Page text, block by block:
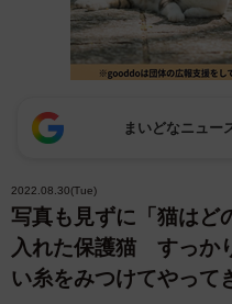
まいどなニュー
2022.08.30(Tue)
写真も見ずに「猫はど
入れた保護猫 すっか
い糸をみつけてやって